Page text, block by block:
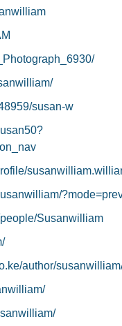
susan-w
Susanwilliam
author/